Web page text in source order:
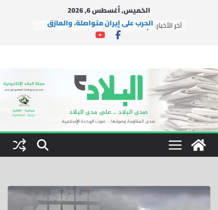
الخميس, أغسطس 6, 2026
آخر الأخبار: الحرب على إيران متواصلة، والمأزق
الأمريكي يتعمق
محسن الآراكي في مدينة قم
بينما تُغيّر إيران الوعي بالفعل، يتضح
فشل إسرائيل
اتفاقية التعاون النووي بين الولايات
المتحدة والمملكة العربية
السعودية.. الفرص والمخاطر
والتوصيات السياسية